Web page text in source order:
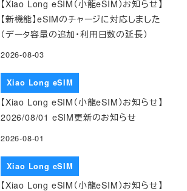
【Xiao Long eSIM（小龍eSIM）お知らせ】
【新機能】eSIMのチャージに対応しました
（データ容量の追加・利用日数の延長）
2026-08-03
Xiao Long eSIM
【Xiao Long eSIM（小龍eSIM）お知らせ】
2026/08/01 eSIM更新のお知らせ
2026-08-01
Xiao Long eSIM
【Xiao Long eSIM（小龍eSIM）お知らせ】